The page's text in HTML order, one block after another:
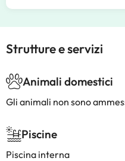
Strutture e servizi
Animali domestici
Gli animali non sono
Piscine
Piscina interna